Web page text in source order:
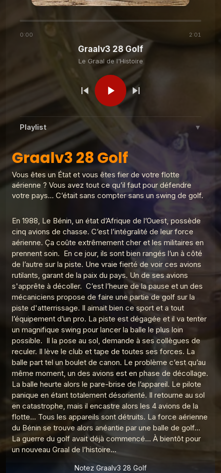
Le Graal de l'Histoire
Le Graal de l'Histoire Graalv3 8 Bière
Le Graal de l'Histoire
Le Graal de l'Histoire Graalv3 10 Lénine
Le Graal de l'Histoire Graalv3 11 Cuba
0:00 2:01
Graalv3 28 Golf
Le Graal de l'Histoire
Playlist ▼
Graalv3 28 Golf
Le Graal de l'Histoire
2
Graalv3 31 Franco de port
Le Graal de l'Histoire
4
Graalv3 29 Scaphandre
Le Graal de l'Histoire
5
Graalv3 27 Etiquette
Le Graal de l'Histoire
6
Graalv3 26 La bombe
Le Graal de l'Histoire
7
Graalv3 25 Jeux Olympiques vite !
Le Graal de l'Histoire
8
Graalv3 24 Anti-missile
Le Graal de l'Histoire
9
Le Graal de l'histoire, la compile 1
Le Graal de l'Histoire
10
Le Graal de l'Histoire
Graalv3 2 Le trône
Le Graal de l'Histoire
Le Graal de l'Histoire
Graalv3 28 Golf
Vous êtes un État et vous êtes fier de votre flotte
aérienne ? Vous avez tout ce qu’il faut pour défendre
votre pays… C’était sans compter sans un swing de golf.
En 1988, Le Bénin, un état d’Afrique de l’Ouest, possède
cinq avions de chasse. C’est l’intégralité de leur force
aérienne. Ça coûte extrêmement cher et les militaires en
prennent soin. En ce jour, ils sont bien rangés l’un à côté
de l’autre sur la piste. Une vraie fierté de voir ces avions
rutilants, garant de la paix du pays. Un de ses avions
s'apprête à décoller. C’est l’heure de la pause et un des
mécaniciens propose de faire une partie de golf sur la
piste d'atterrissage. Il aimait bien ce sport et a tout
l’équipement d’un pro. La piste est dégagée et il va tenter
un magnifique swing pour lancer la balle le plus loin
possible. Il la pose au sol, demande à ses collègues de
reculer. Il lève le club et tape de toutes ses forces. La
balle part tel un boulet de canon. Le problème c’est qu’au
même moment, un des avions est en phase de décollage.
La balle heurte alors le pare-brise de l’appareil. Le pilote
panique en étant totalement désorienté. Il retourne au sol
en catastrophe, mais il encastre alors les 4 avions de la
flotte… Tous les appareils sont détruits. La force aérienne
du Bénin se trouve alors anéantie par une balle de golf…
La guerre du golf avait déjà commencé… À bientôt pour
un nouveau Graal de l’histoire…
Notez Graalv3 28 Golf